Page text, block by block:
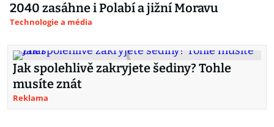
2040 zasáhne i Polabí a jižní Moravu
Technologie a média
Jak spolehlivě zakryjete šediny? Tohle
musíte znát
Reklama